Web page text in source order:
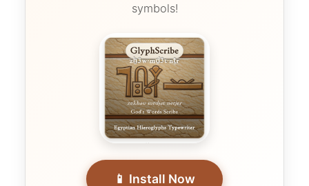
symbols!
📱 Install Now